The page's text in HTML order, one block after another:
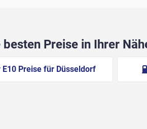
Preise in Ihrer
E10 Preise für Düsseldorf